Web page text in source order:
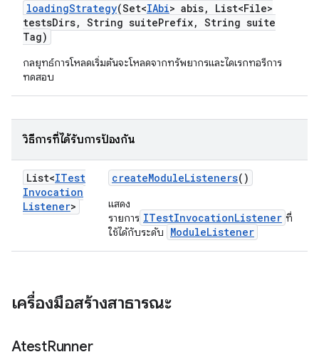
loadingStrategy(Set<IAbi> abis,
List<File>
testsDirs, String suitePrefix, String suite
Tag)
กลยุทธ์การโหลดเริ่มต้นจะโหลดจากทรัพยากรและไดเรกทอรีการ
ทดสอบ
วิธีการที่ได้รับการป้องกัน
List<ITest
Invocation
Listener>
createModuleListeners()
แสดง
รายการ ITestInvocationListener ที่
ใช้ได้กับระดับ
ModuleListener
เครื่องมือสร้างสาธารณะ
AtestRunner